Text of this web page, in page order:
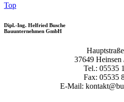
Top
Dipl.-Ing. Helfried Busche
Bauunternehmen GmbH
37649 Heinsen
Tel.: 05535
Fax: 05535
E-Mail: